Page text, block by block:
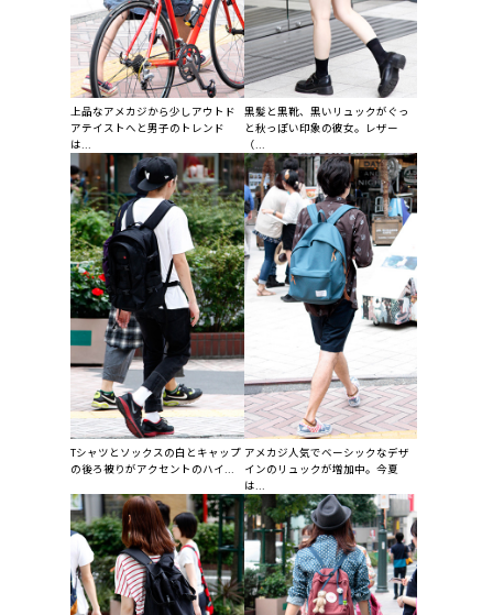
上品なアメカジから少しアウトド
アテイストへと男子のトレンド
は...
黒髪と黒靴、黒いリュックがぐっ
と秋っぽい印象の彼女。レザー
（...
Tシャツとソックスの白とキャップ
の後ろ被りがアクセントのハイ...
アメカジ人気でベーシックなデザ
インのリュックが増加中。今夏
は...